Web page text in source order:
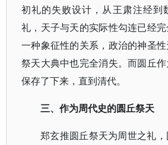
初礼的失败设计，从王肃注经到
礼，天子与天的实际性勾连已经
一种象征性的关系，政治的神圣
祭天大典中也完全消失。而圆丘
保存了下来，直到清代。
三、作为周代史的圆丘祭天
郑玄推圆丘祭天为周世之礼